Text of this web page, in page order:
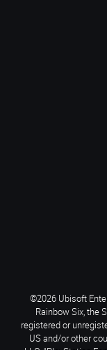
©2026 Ubisoft
Rainbow Six, the
registered or
US and/or other